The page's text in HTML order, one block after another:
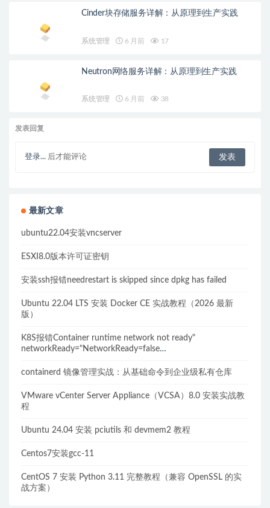
Cinder块存储服务详解：从原理到生产实践
系统管理 6 月前 17
Neutron网络服务详解：从原理到生产实践
系统管理 6 月前 38
发表回复
登录... 后才能评论
最新文章
ubuntu22.04安装vncserver
ESXI8.0版本许可证密钥
安装ssh报错needrestart is skipped since dpkg has failed
Ubuntu 22.04 LTS 安装 Docker CE 实战教程（2026 最新
版）
K8S报错Container runtime network not ready"
networkReady="NetworkReady=false
containerd 镜像管理实战：从基础命令到企业级私有仓库
VMware vCenter Server Appliance（VCSA）8.0 安装实战教
程
Ubuntu 24.04 安装 pciutils 和 devmem2 教程
Centos7安装gcc-11
CentOS 7 安装 Python 3.11 完整教程（兼容 OpenSSL 的实
战方案）